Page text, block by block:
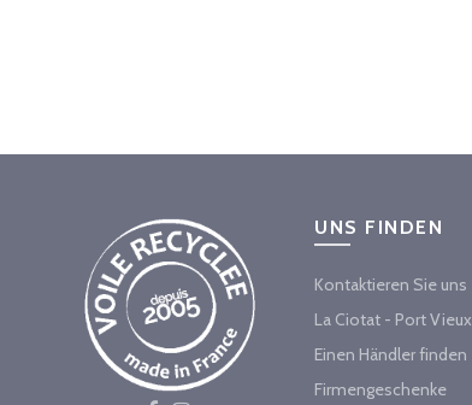
UNS FINDEN
Kontaktieren Sie uns
La Ciotat - Port Vieux
Einen Händler finden
Firmengeschenke